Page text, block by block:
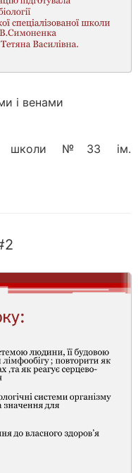
і венами
школи №33 ім.